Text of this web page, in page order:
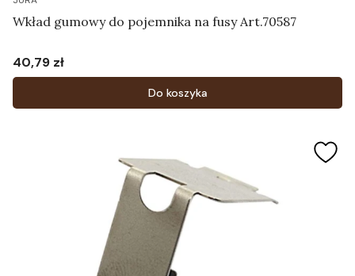
Wkład gumowy do pojemnika na fusy Art.70587
Cena
40,79 zł
Do koszyka